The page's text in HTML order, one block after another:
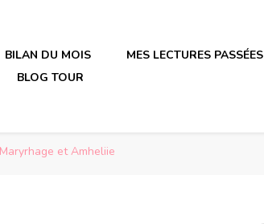
BILAN DU MOIS
MES LECTURES PASSÉES
BLOG TOUR
et Amheliie